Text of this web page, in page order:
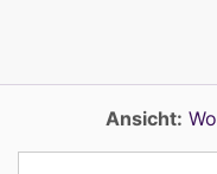
Ansicht: